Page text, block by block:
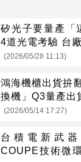
矽光子要量產「
4道光電考驗 台
(2026/05/28 11:13)
鴻海機櫃出貨拚
換機」Q3量產出
(2026/05/14 17:27)
台積電新武
COUPE技術微